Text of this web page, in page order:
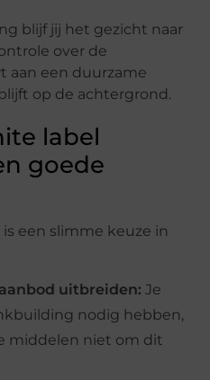
blijf jij het gezicht naar
over de
aan een duurzame
op de achtergrond.
label
goede
een slimme keuze in
uitbreiden: Je
nodig hebben,
middelen niet om dit